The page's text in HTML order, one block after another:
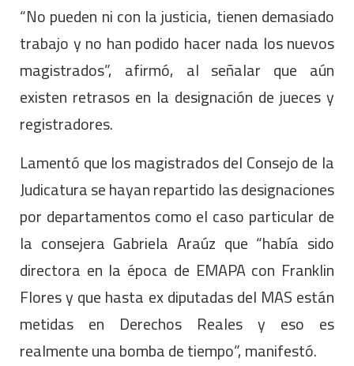
“No pueden ni con la justicia, tienen demasiado
trabajo y no han podido hacer nada los nuevos
magistrados”, afirmó, al señalar que aún
existen retrasos en la designación de jueces y
registradores.
Lamentó que los magistrados del Consejo de la
Judicatura se hayan repartido las designaciones
por departamentos como el caso particular de
la consejera Gabriela Araúz que “había sido
directora en la época de EMAPA con Franklin
Flores y que hasta ex diputadas del MAS están
metidas en Derechos Reales y eso es
realmente una bomba de tiempo”, manifestó.